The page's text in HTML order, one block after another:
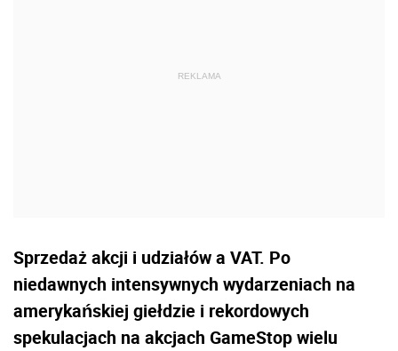
Sprzedaż akcji i udziałów a VAT. Po
niedawnych intensywnych wydarzeniach na
amerykańskiej giełdzie i rekordowych
spekulacjach na akcjach GameStop wielu